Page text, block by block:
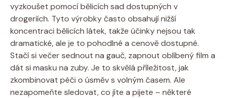
vyzkoušet pomocí bělicích sad dostupných v
drogeriích. Tyto výrobky často obsahují nižší
koncentraci bělicích látek, takže účinky nejsou tak
dramatické, ale je to pohodlné a cenově dostupné.
Stačí si večer sednout na gauč, zapnout oblíbený film a
dát si masku na zuby. Je to skvělá příležitost, jak
zkombinovat péči o úsměv s volným časem. Ale
nezapomeňte sledovat, co jíte a pijete – některé